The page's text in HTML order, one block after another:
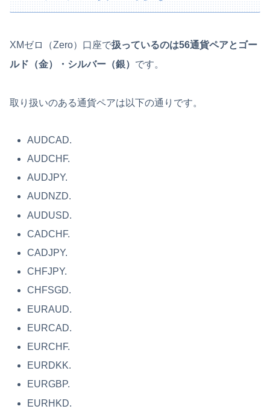
XMゼロ（Zero）口座で扱っているのは56通貨ペアとゴー
ルド（金）・シルバー（銀） です。
取り扱いのある通貨ペアは以下の通りです。
AUDCAD.
AUDCHF.
AUDJPY.
AUDNZD.
AUDUSD.
CADCHF.
CADJPY.
CHFJPY.
CHFSGD.
EURAUD.
EURCAD.
EURCHF.
EURDKK.
EURGBP.
EURHKD.